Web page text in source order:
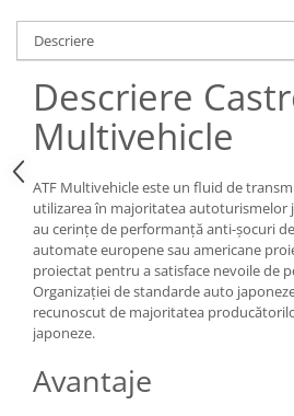
Descriere
Descriere
Multivehicle
ATF Multivehicle este un fluid de
utilizarea în majoritatea autoturismelor
au cerințe de performanță anti-șocuri
automate europene sau americane
proiectat pentru a satisface nevoile de
Organizației de standarde auto japoneze
recunoscut de majoritatea
japoneze.
Avantaje